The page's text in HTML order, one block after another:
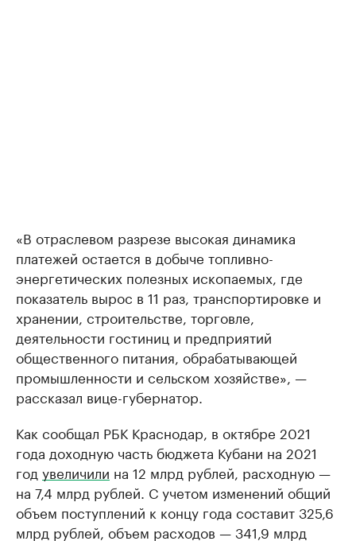
«В отраслевом разрезе высокая динамика
платежей остается в добыче топливно-
энергетических полезных ископаемых, где
показатель вырос в 11 раз, транспортировке и
хранении, строительстве, торговле,
деятельности гостиниц и предприятий
общественного питания, обрабатывающей
промышленности и сельском хозяйстве», —
рассказал вице-губернатор.
Как сообщал РБК Краснодар, в октябре 2021
года доходную часть бюджета Кубани на 2021
год увеличили на 12 млрд рублей, расходную —
на 7,4 млрд рублей. С учетом изменений общий
объем поступлений к концу года составит 325,6
млрд рублей, объем расходов — 341,9 млрд